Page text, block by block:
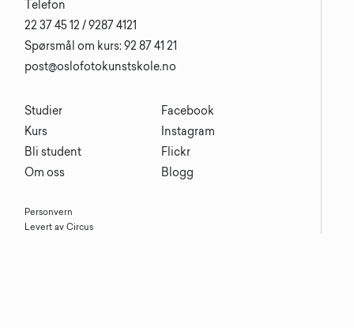
Studier
Kurs
Bli student
Om oss
Telefon
22 37 45 12 / 9287 4121
Spørsmål om kurs: 92 87 41 21
post@oslofotokunstskole.no
Facebook
Instagram
Flickr
Blogg
Personvern
Levert av Circus